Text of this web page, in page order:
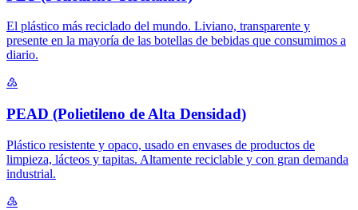
El plástico más reciclado del mundo. Liviano, transparente y
presente en la mayoría de las botellas de bebidas que consumimos a
diario.
♴
PEAD (Polietileno de Alta Densidad)
Plástico resistente y opaco, usado en envases de productos de
limpieza, lácteos y tapitas. Altamente reciclable y con gran demanda
industrial.
♵